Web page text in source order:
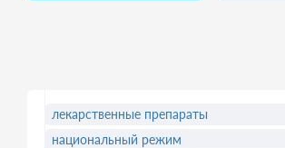
лекарственные препараты
национальный режим